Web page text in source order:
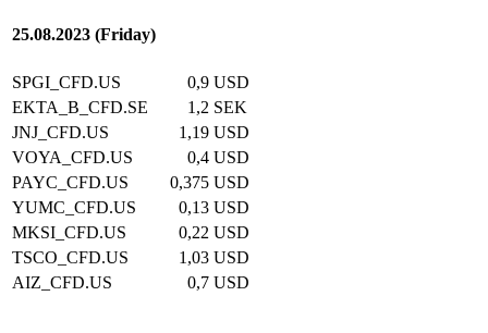
25.08.2023 (Friday)
SPGI_CFD.US 0,9 USD
EKTA_B_CFD.SE
1,2 SEK
JNJ_CFD.US
1,19 USD
VOYA_CFD.US
0,4 USD
PAYC_CFD.US
0,375 USD
YUMC_CFD.US
0,13 USD
MKSI_CFD.US
0,22 USD
TSCO_CFD.US
1,03 USD
AIZ_CFD.US
0,7 USD